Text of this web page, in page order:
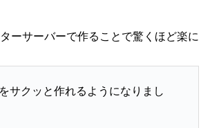
ーサーバーで作ることで驚くほど楽に
サクッと作れるようになりまし